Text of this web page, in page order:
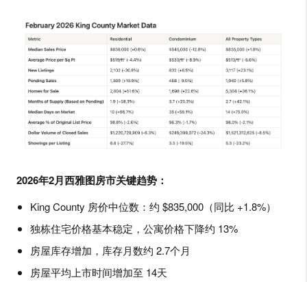
2026年2月西雅图房市关键趋势：
King County 房价中位数：约 $835,000（同比 +1.8%）
独栋住宅价格基本稳定，公寓价格下降约 13%
房屋库存增加，库存月数约 2.7个月
房屋平均上市时间增加至 14天